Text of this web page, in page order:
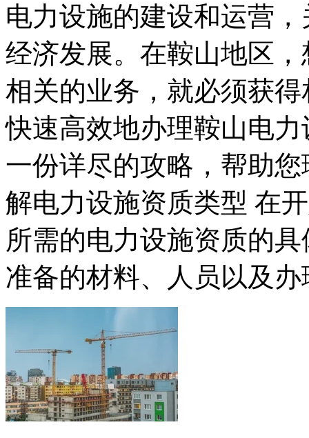
电力设施的建设和运营
经济发展。在鞍山地区
相关的业务，就必须获
快速高效地办理鞍山电
一份详尽的攻略，帮助
解电力设施资质类型 在
所需的电力设施资质的
准备的材料、人员以及